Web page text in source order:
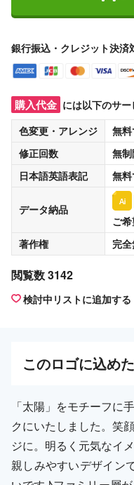
銀行振込・クレジット決済
購入代金 には以下のサ
色変更・アレンジ
無料
修正回数
無制
日本語英語表記
無料
データ納品
ご
著作権
完
閲覧数 3142
検討中リストに追加する
このロゴに込め
「太陽」をモチーフに
クにいたしました。笑
ジに。明るく元気なイ
親しみやすいデザイン